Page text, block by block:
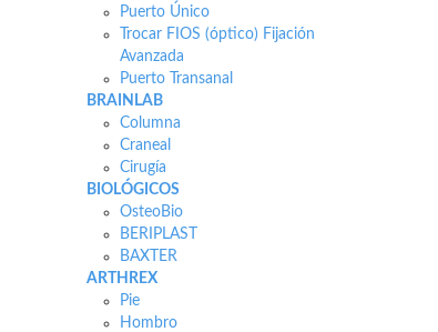
Puerto Único
Trocar FIOS (óptico) Fijación
Avanzada
Puerto Transanal
BRAINLAB
Columna
Craneal
Cirugía
BIOLÓGICOS
OsteoBio
BERIPLAST
BAXTER
ARTHREX
Pie
Hombro